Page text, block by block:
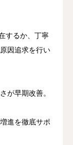
するか、丁寧
因追求を行い
が早期改善。
進を徹底サポ